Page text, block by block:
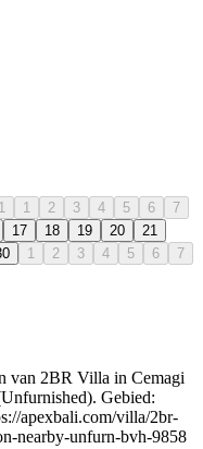
1 2 3 4 5 6
7
17 18 19 20
21
1 2 3 4 5 6
7
van 2BR Villa in Cemagi
Gebied:
apexbali.com/villa/2br-
nearby-unfurn-bvh-9858